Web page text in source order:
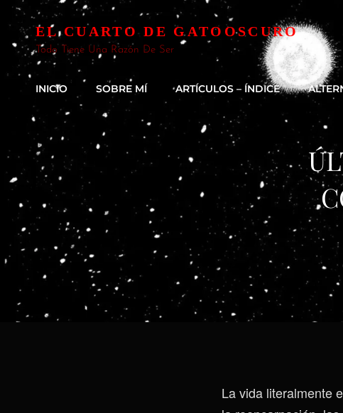
EL CUARTO DE GATOOSCURO
Todo Tiene Una Razón De Ser
INICIO SOBRE MÍ ARTÍCULOS – ÍNDICE
La vida literalmente